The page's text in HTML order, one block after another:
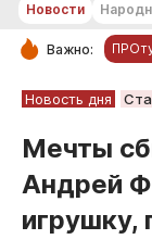
РУБРИКИ
Обнинск
Статьи
Новости
Важно:
Новость дня
Мечты
Андрей
игрушку,